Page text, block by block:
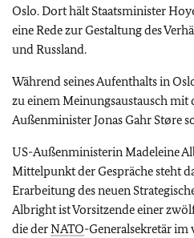
Oslo. Dort hält Staatsminister
eine Rede zur Gestaltung des
und Russland.
Während seines Aufenthalts in
zu einem Meinungsaustausch mit
Außenminister Jonas Gahr Støre
US-Außenministerin Madeleine
Mittelpunkt der Gespräche steht
Erarbeitung des neuen
Albright ist Vorsitzende einer
die derNATO-Generalsekretär im